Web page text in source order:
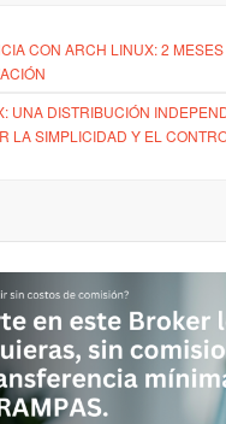
CON ARCH LINUX: 2
UNA DISTRIBUCIÓN
LA SIMPLICIDAD Y EL